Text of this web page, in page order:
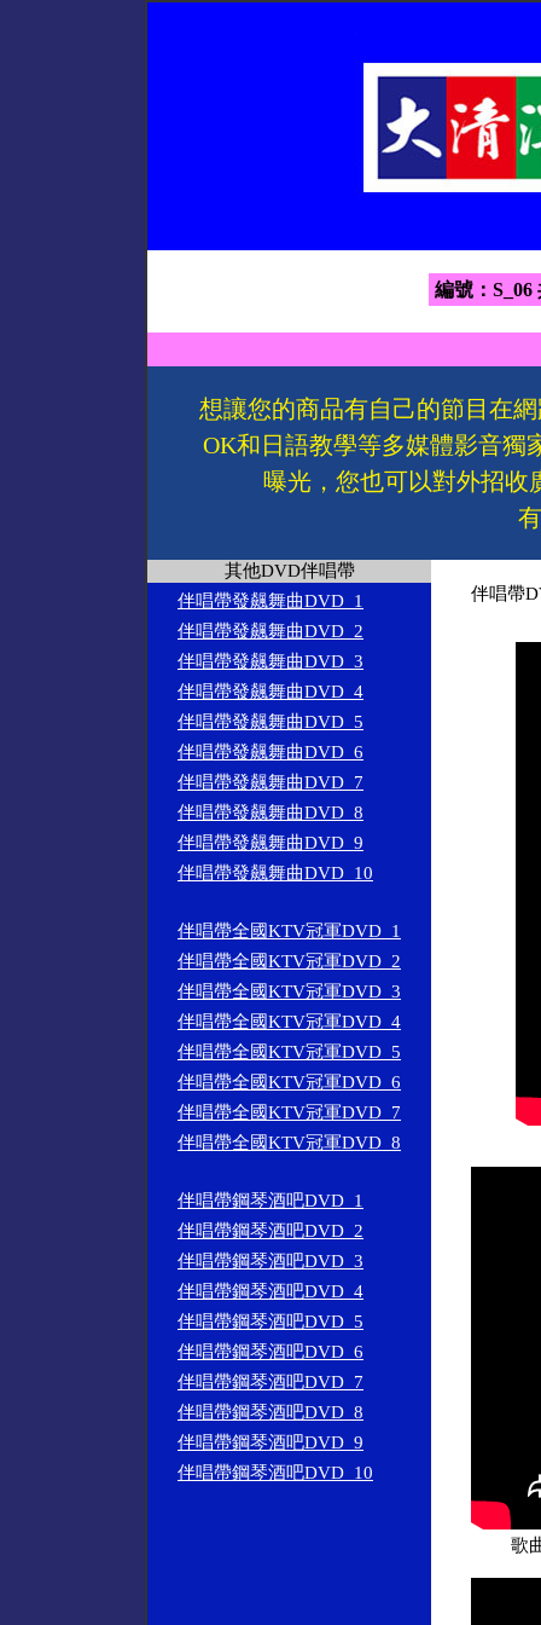
編號：S_06
想讓您的商品有自己的節目在
OK和日語教學等多媒體影音獨
曝光，您也可以對外招收
其他DVD伴唱帶
伴唱帶發飆舞曲DVD_1
伴唱帶發飆舞曲DVD_2
伴唱帶發飆舞曲DVD_3
伴唱帶發飆舞曲DVD_4
伴唱帶發飆舞曲DVD_5
伴唱帶發飆舞曲DVD_6
伴唱帶發飆舞曲DVD_7
伴唱帶發飆舞曲DVD_8
伴唱帶發飆舞曲DVD_9
伴唱帶發飆舞曲DVD_10
伴唱帶全國KTV冠軍DVD_1
伴唱帶全國KTV冠軍DVD_2
伴唱帶全國KTV冠軍DVD_3
伴唱帶全國KTV冠軍DVD_4
伴唱帶全國KTV冠軍DVD_5
伴唱帶全國KTV冠軍DVD_6
伴唱帶全國KTV冠軍DVD_7
伴唱帶全國KTV冠軍DVD_8
伴唱帶鋼琴酒吧DVD_1
伴唱帶鋼琴酒吧DVD_2
伴唱帶鋼琴酒吧DVD_3
伴唱帶鋼琴酒吧DVD_4
伴唱帶鋼琴酒吧DVD_5
伴唱帶鋼琴酒吧DVD_6
伴唱帶鋼琴酒吧DVD_7
伴唱帶鋼琴酒吧DVD_8
伴唱帶鋼琴酒吧DVD_9
伴唱帶鋼琴酒吧DVD_10
伴唱帶
歌